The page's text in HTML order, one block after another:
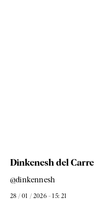
Dinkenesh del Carre
@dinkennesh
28 / 01 / 2026 - 15: 21